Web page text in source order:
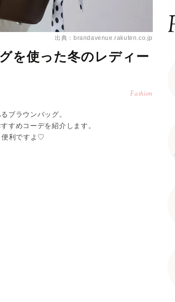
出典：brandavenue.rakuten.co.jp
を使った冬のレディー
Fashion
ブラウンバッグ。
すめコーデを紹介します。
便利ですよ♡